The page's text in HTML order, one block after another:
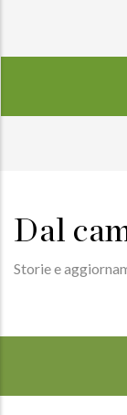
Dal
Storie e